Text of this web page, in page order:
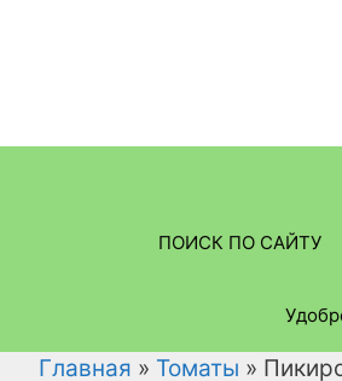
ПОИСК ПО САЙТУ
Главная » Томаты »